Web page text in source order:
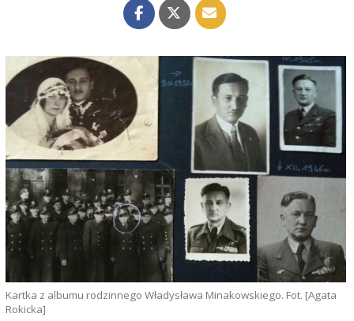
Kartka z albumu rodzinnego Władysława Minakowskiego. Fot. [Agata
Rokicka]